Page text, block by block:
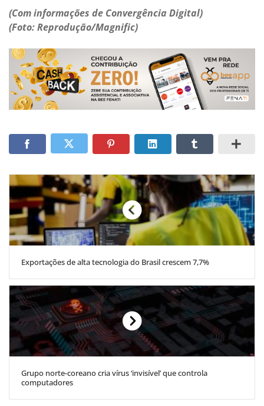
(Com informações de Convergência Digital)
(Foto: Reprodução/Magnific)
Exportações de alta tecnologia do Brasil crescem 7,7%
Grupo norte-coreano cria vírus ‘invisível’ que controla
computadores